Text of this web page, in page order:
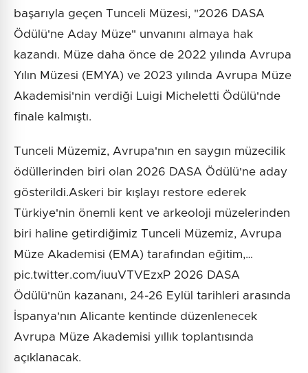
başarıyla geçen Tunceli Müzesi, "2026 DASA
Ödülü'ne Aday Müze" unvanını almaya hak
kazandı. Müze daha önce de 2022 yılında Avrupa
Yılın Müzesi (EMYA) ve 2023 yılında Avrupa Müze
Akademisi'nin verdiği Luigi Micheletti Ödülü'nde
finale kalmıştı.
Tunceli Müzemiz, Avrupa'nın en saygın müzecilik
ödüllerinden biri olan 2026 DASA Ödülü'ne aday
gösterildi.Askeri bir kışlayı restore ederek
Türkiye'nin önemli kent ve arkeoloji müzelerinden
biri haline getirdiğimiz Tunceli Müzemiz, Avrupa
Müze Akademisi (EMA) tarafından eğitim,…
pic.twitter.com/iuuVTVEzxP 2026 DASA
Ödülü'nün kazananı, 24-26 Eylül tarihleri arasında
İspanya'nın Alicante kentinde düzenlenecek
Avrupa Müze Akademisi yıllık toplantısında
açıklanacak.